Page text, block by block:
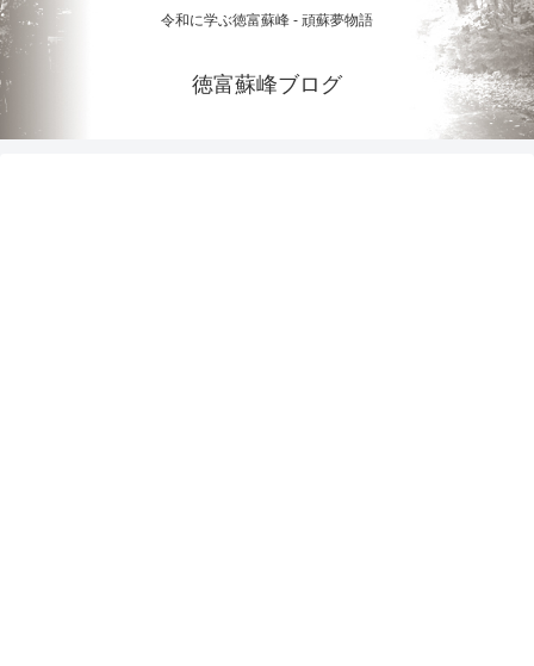
令和に学ぶ徳富蘇峰 - 頑蘇夢物語
徳富蘇峰ブログ